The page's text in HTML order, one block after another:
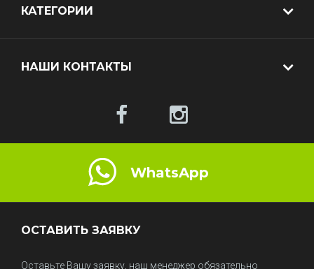
КАТЕГОРИИ
НАШИ КОНТАКТЫ
WhatsApp
ОСТАВИТЬ ЗАЯВКУ
Оставьте Вашу заявку, наш менеджер обязательно